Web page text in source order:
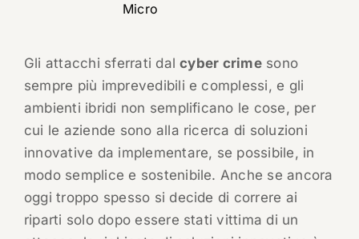
Micro
Gli attacchi sferrati dalcyber crimesono
sempre più imprevedibili e complessi, e gli
ambienti ibridi non semplificano le cose, per
cui le aziende sono alla ricerca di soluzioni
innovative da implementare, se possibile, in
modo semplice e sostenibile. Anche se ancora
oggi troppo spesso si decide di correre ai
riparti solo dopo essere stati vittima di un